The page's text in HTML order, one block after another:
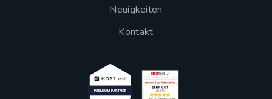
Neuigkeiten
Kontakt